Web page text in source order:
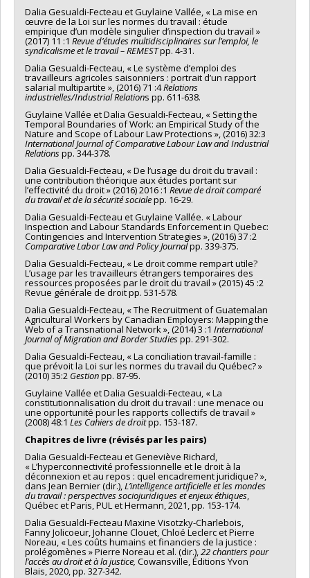
Dalia Gesualdi-Fecteau et Guylaine Vallée, « La mise en
œuvre de la Loi sur les normes du travail : étude
empirique d’un modèle singulier d’inspection du travail »
(2017) 11 :1 Revue d’études multidisciplinaires sur l’emploi, le
syndicalisme et le travail – REMESTpp. 4-31.
Dalia Gesualdi-Fecteau, « Le système d’emploi des
travailleurs agricoles saisonniers : portrait d’un rapport
salarial multipartite », (2016) 71 :4Relations
industrielles/Industrial Relations pp. 611-638.
Guylaine Vallée et Dalia Gesualdi-Fecteau, « Setting the
Temporal Boundaries of Work: an Empirical Study of the
Nature and Scope of Labour Law Protections », (2016) 32:3
International Journal of Comparative Labour Law and Industrial
Relationspp. 344-378.
Dalia Gesualdi-Fecteau, « De l’usage du droit du travail :
une contribution théorique aux études portant sur
l’effectivité du droit » (2016) 2016 :1 Revue de droit comparé
du travail et de la sécurité socialepp. 16-29.
Dalia Gesualdi-Fecteau et Guylaine Vallée. « Labour
Inspection and Labour Standards Enforcement in Quebec:
Contingencies and Intervention Strategies », (2016) 37 :2
Comparative Labor Law and Policy Journalpp. 339-375.
Dalia Gesualdi-Fecteau, « Le droit comme rempart utile?
L’usage par les travailleurs étrangers temporaires des
ressources proposées par le droit du travail » (2015) 45 :2
Revue générale de droit pp. 531-578.
Dalia Gesualdi-Fecteau, « The Recruitment of Guatemalan
Agricultural Workers by Canadian Employers: Mapping the
Web of a Transnational Network », (2014) 3 :1 International
Journal of Migration and Border Studiespp. 291-302.
Dalia Gesualdi-Fecteau, « La conciliation travail-famille :
que prévoit la Loi sur les normes du travail du Québec? »
(2010) 35:2 Gestionpp. 87-95.
Guylaine Vallée et Dalia Gesualdi-Fecteau, « La
constitutionnalisation du droit du travail : une menace ou
une opportunité pour les rapports collectifs de travail »
(2008) 48:1 Les Cahiers de droitpp. 153-187.
Chapitres de livre (révisés par les pairs)
Dalia Gesualdi-Fecteau et Geneviève Richard,
« L’hyperconnectivité professionnelle et le droit à la
déconnexion et au repos : quel encadrement juridique? »,
dans Jean Bernier (dir.),L’intelligence artificielle et les mondes
du travail : perspectives sociojuridiques et enjeux éthiques,
Québec et Paris, PUL et Hermann, 2021, pp. 153-174.
Dalia Gesualdi-Fecteau Maxine Visotzky-Charlebois,
Fanny Jolicoeur, Johanne Clouet, Chloé Leclerc et Pierre
Noreau, « Les coûts humains et financiers de la justice :
prolégomènes » Pierre Noreau et al. (dir.),22 chantiers pour
l’accès au droit et à la justice, Cowansville, Éditions Yvon
Blais, 2020, pp. 327-342.